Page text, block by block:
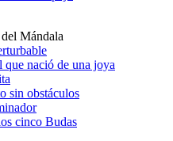
Mándala
que nació de una joya
sin obstáculos
cinco Budas